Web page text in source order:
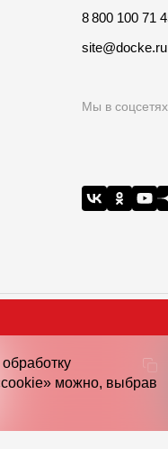
8 800 100 71
site@docke.ru
Мы в соцсетях
Расчет
можно, выбрав